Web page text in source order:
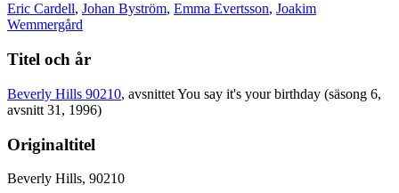
Eric Cardell, Johan Byström, Emma Evertsson, Joakim
Wemmergård
Titel och år
Beverly Hills 90210, avsnittet You say it's your birthday (säsong 6,
avsnitt 31, 1996)
Originaltitel
Beverly Hills, 90210